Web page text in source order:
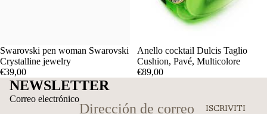
Swarovski pen woman Swarovski
Crystalline jewelry
€39,00
Anello cocktail Dulcis Taglio
Cushion, Pavé, Multicolore
€89,00
NEWSLETTER
Correo electrónico
ISCRIVITI